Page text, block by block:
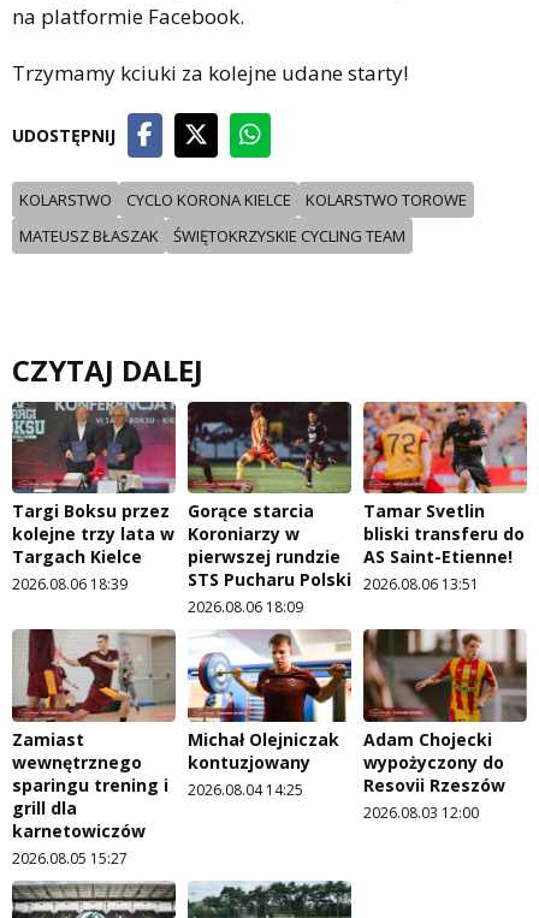
na platformie Facebook.
Trzymamy kciuki za kolejne udane starty!
UDOSTĘPNIJ
KOLARSTWO CYCLO KORONA KIELCE
KOLARSTWO TOROWE
MATEUSZ BŁASZAK
ŚWIĘTOKRZYSKIE CYCLING TEAM
CZYTAJ DALEJ
Targi Boksu przez
kolejne trzy lata w
Targach Kielce
2026.08.06 18:39
Gorące starcia
Koroniarzy w
pierwszej rundzie
STS Pucharu Polski
2026.08.06 18:09
Tamar Svetlin
bliski transferu do
AS Saint-Etienne!
2026.08.06 13:51
Zamiast
wewnętrznego
sparingu trening i
grill dla
karnetowiczów
2026.08.05 15:27
Michał Olejniczak
kontuzjowany
2026.08.04 14:25
Adam Chojecki
wypożyczony do
Resovii Rzeszów
2026.08.03 12:00